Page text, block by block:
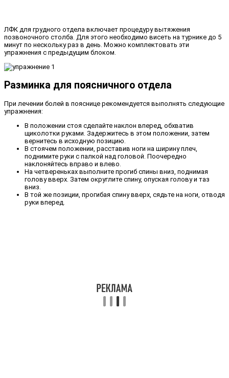
ЛФК для грудного отдела включает процедуру вытяжения
позвоночного столба. Для этого необходимо висеть на турнике до 5
минут по нескольку раз в день. Можно комплектовать эти
упражнения с предыдущим блоком.
Разминка для поясничного отдела
При лечении болей в пояснице рекомендуется выполнять следующие
упражнения:
В положении стоя сделайте наклон вперед, обхватив
щиколотки руками. Задержитесь в этом положении, затем
вернитесь в исходную позицию.
В стоячем положении, расставив ноги на ширину плеч,
поднимите руки с палкой над головой. Поочередно
наклоняйтесь вправо и влево.
На четвереньках выполните прогиб спины вниз, поднимая
голову вверх. Затем округлите спину, опуская голову и таз
вниз.
В той же позиции, прогибая спину вверх, сядьте на ноги, отводя
руки вперед.